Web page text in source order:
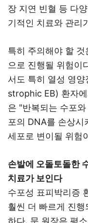
장 지연 빈혈 등 다
기적인 치료와 관리
특히 주의해야 할
으로 진행될 위험이
서도 특히 열성 영
strophic EB) 환자
은 "반복되는 수포
포의 DNA를 손상시
세포로 변이될 위험
손발에 오돌토돌한
치료가 보인다
수포성 표피박리증
훨씬 더 빠르게 진
하다. 문 원장은 평